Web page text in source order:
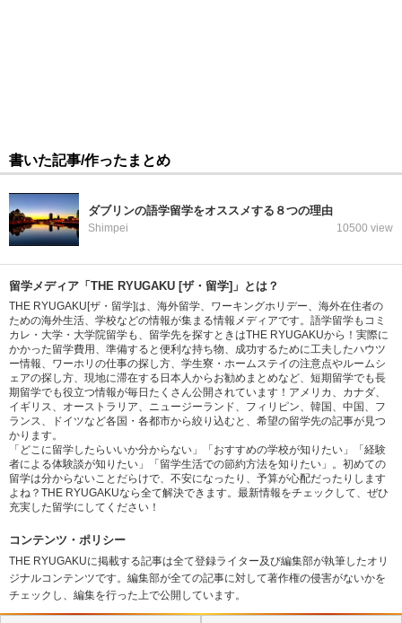
書いた記事/作ったまとめ
ダブリンの語学留学をオススメする８つの理由
Shimpei 10500 view
留学メディア「THE RYUGAKU [ザ・留学]」とは？
THE RYUGAKU[ザ・留学]は、海外留学、ワーキングホリデー、海外在住者の
ための海外生活、学校などの情報が集まる情報メディアです。語学留学もコミ
カレ・大学・大学院留学も、留学先を探すときはTHE RYUGAKUから！実際に
かかった留学費用、準備すると便利な持ち物、成功するために工夫したハウツ
ー情報、ワーホリの仕事の探し方、学生寮・ホームステイの注意点やルームシ
ェアの探し方、現地に滞在する日本人からお勧めまとめなど、短期留学でも長
期留学でも役立つ情報が毎日たくさん公開されています！アメリカ、カナダ、
イギリス、オーストラリア、ニュージーランド、フィリピン、韓国、中国、フ
ランス、ドイツなど各国・各都市から絞り込むと、希望の留学先の記事が見つ
かります。
「どこに留学したらいいか分からない」「おすすめの学校が知りたい」「経験
者による体験談が知りたい」「留学生活での節約方法を知りたい」。初めての
留学は分からないことだらけで、不安になったり、予算が心配だったりします
よね？THE RYUGAKUなら全て解決できます。最新情報をチェックして、ぜひ
充実した留学にしてください！
コンテンツ・ポリシー
THE RYUGAKUに掲載する記事は全て登録ライター及び編集部が執筆したオリ
ジナルコンテンツです。編集部が全ての記事に対して著作権の侵害がないかを
チェックし、編集を行った上で公開しています。